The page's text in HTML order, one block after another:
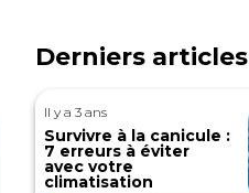
Derniers articles
Il y a 3 ans
Survivre à la canicule :
7 erreurs à éviter
avec votre
climatisation